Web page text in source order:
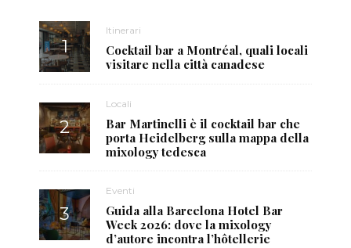
Itinerari
Cocktail bar a Montréal, quali locali
visitare nella città canadese
Locali
Bar Martinelli è il cocktail bar che
porta Heidelberg sulla mappa della
mixology tedesca
Eventi
Guida alla Barcelona Hotel Bar
Week 2026: dove la mixology
d’autore incontra l’hôtellerie